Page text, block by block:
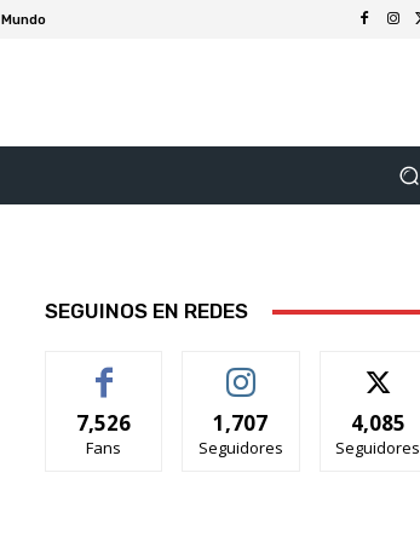
Mundo
SEGUINOS EN REDES
7,526
Fans
1,707
Seguidores
4,085
Seguidores